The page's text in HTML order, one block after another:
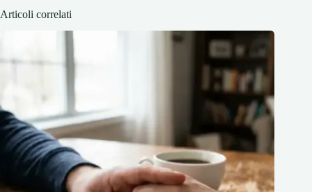
Articoli correlati